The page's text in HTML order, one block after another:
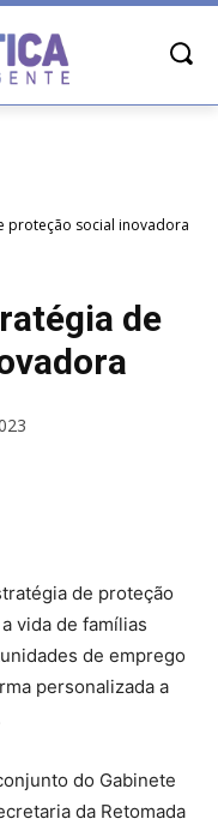
proteção social inovadora
de
de proteção
vida de famílias
de emprego
personalizada a
do Gabinete
da Retomada